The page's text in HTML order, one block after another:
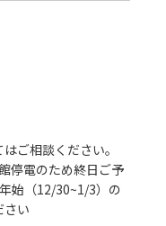
ご相談ください。
停電のため終日ご予
始（12/30~1/3）の
さい